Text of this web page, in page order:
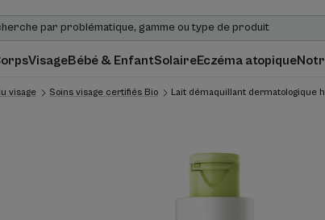
VisageBébé & EnfantSolaireEczéma atopique
visage Soins visage certifiés Bio Lait démaquillant dermatologique